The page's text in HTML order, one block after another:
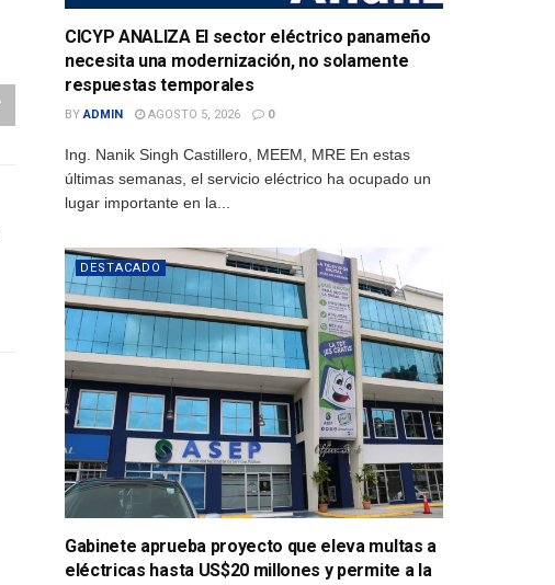
CICYP ANALIZA El sector eléctrico panameño
necesita una modernización, no solamente
respuestas temporales
BY ADMIN AGOSTO 5, 2026 0
Ing. Nanik Singh Castillero, MEEM, MRE En estas
últimas semanas, el servicio eléctrico ha ocupado un
lugar importante en la...
DESTACADO
Gabinete aprueba proyecto que eleva multas a
eléctricas hasta US$20 millones y permite a la